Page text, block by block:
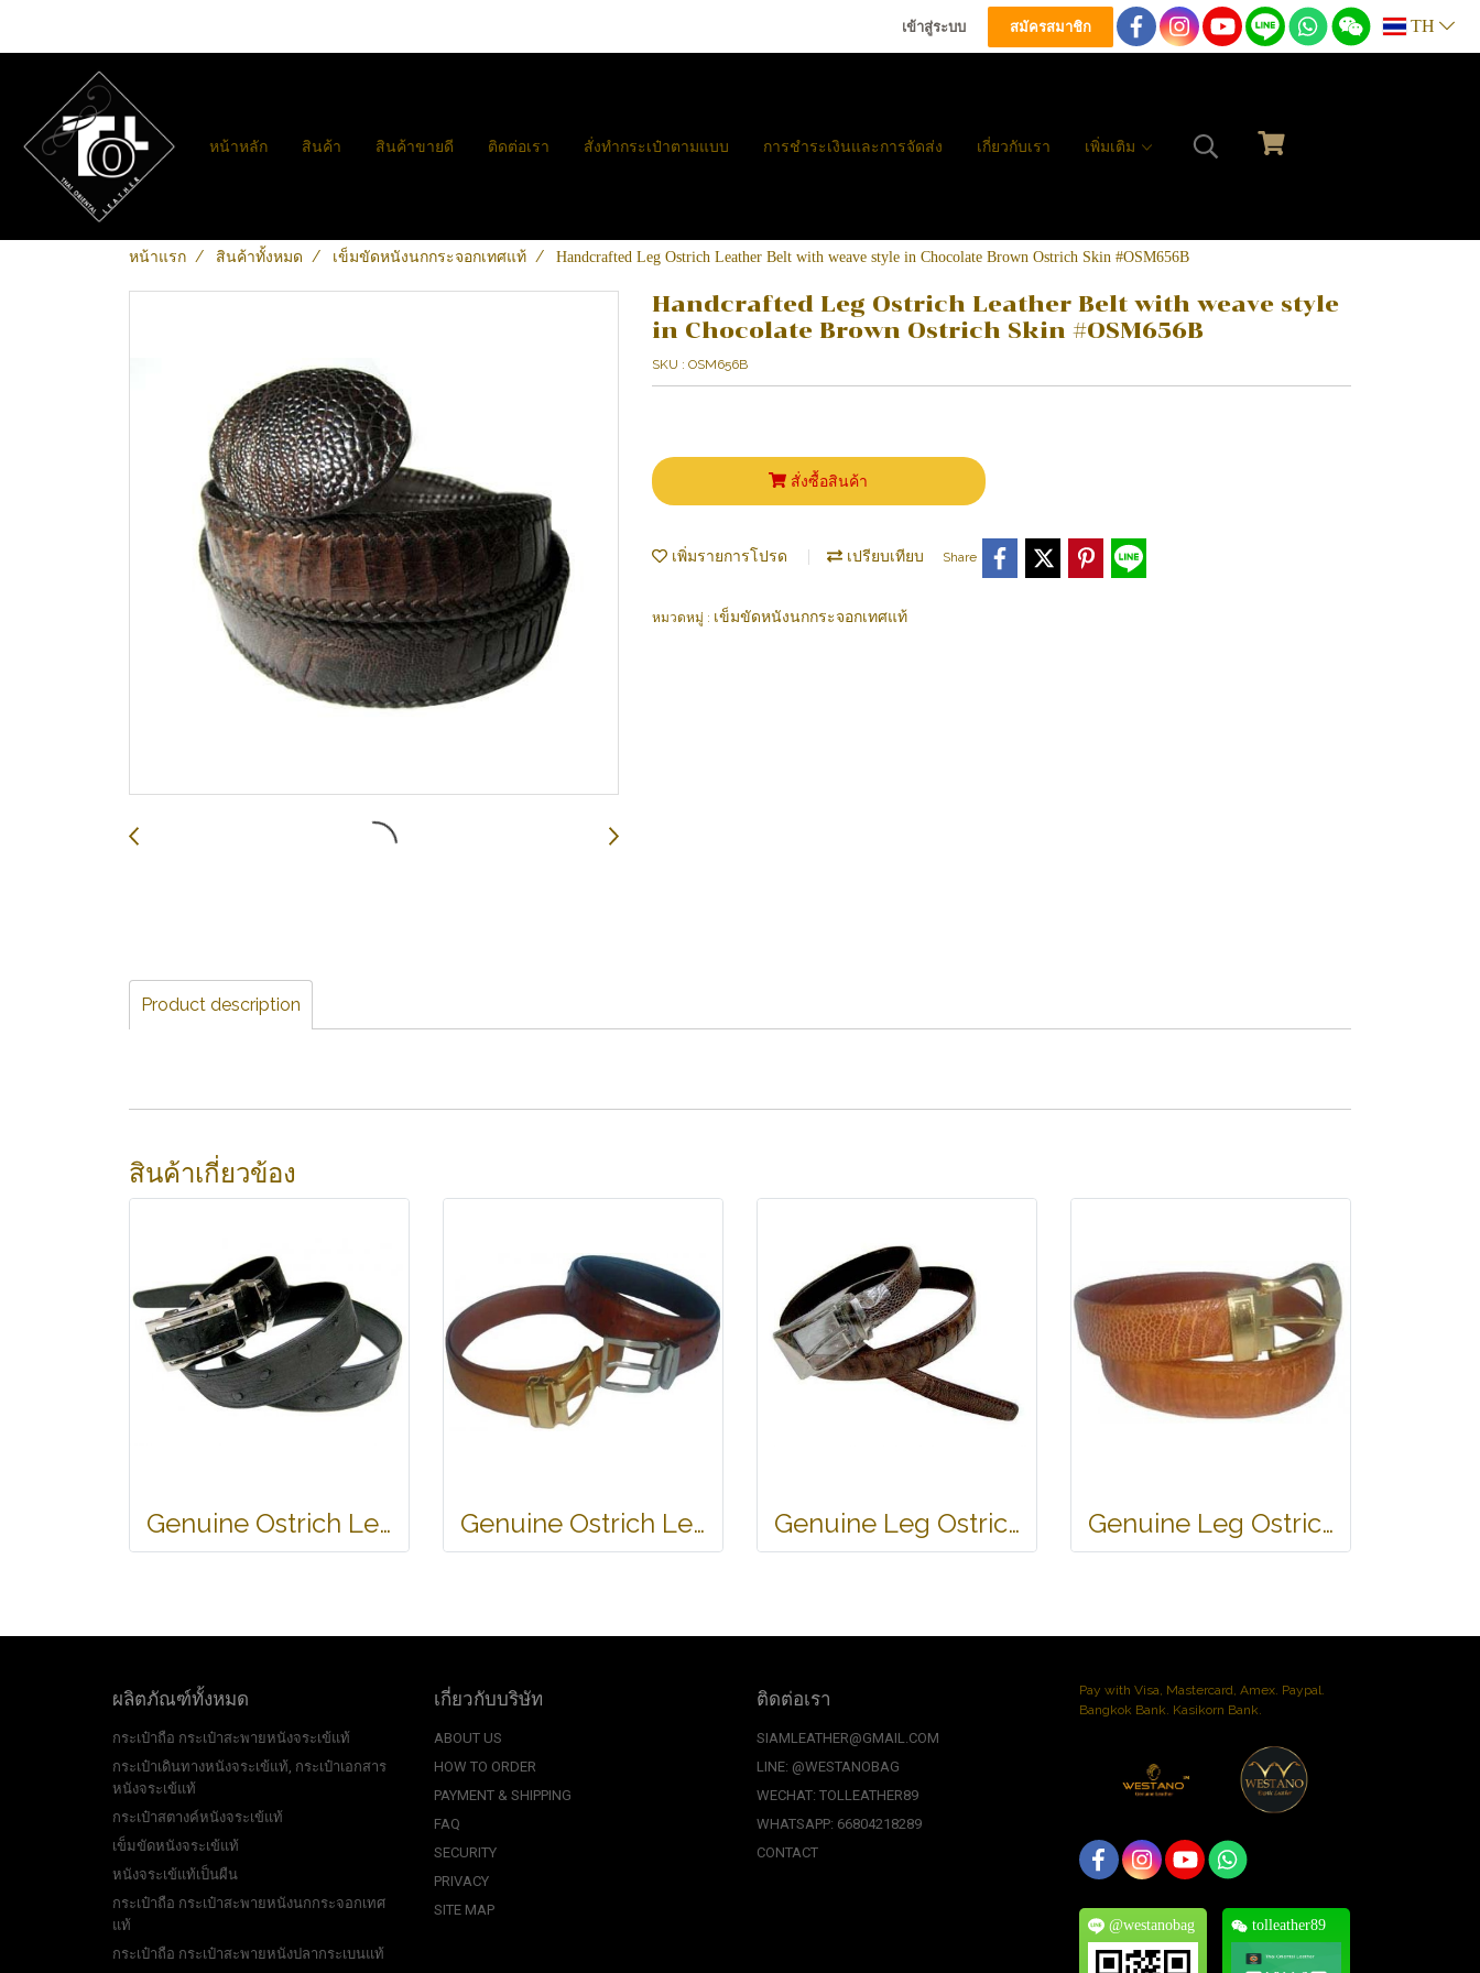
เข้าสู่ระบบ สมัครสมาชิก TH
หน้าหลัก สินค้า สินค้าขายดี ติดต่อเรา สั่งทำกระเป๋าตามแบบ การชำระเงินและการจัดส่ง เกี่ยวกับเรา เพิ่มเติม
หน้าแรก สินค้าทั้งหมด เข็มขัดหนังนกกระจอกเทศแท้ Handcrafted Leg Ostrich Leather Belt with weave style in Chocolate Brown Ostrich Skin #OSM656B
Handcrafted Leg Ostrich Leather Belt with weave style
in Chocolate Brown Ostrich Skin #OSM656B
SKU : OSM656B
สั่งซื้อสินค้า
เพิ่มรายการโปรด เปรียบเทียบ Share
หมวดหมู่ : เข็มขัดหนังนกกระจอกเทศแท้
Product description
สินค้าเกี่ยวข้อง
Genuine Ostrich Leather Belt in Black Ostrich Skin #OSM655B-01 Genuine Ostrich Leather Belt in Brown Ostrich Skin #OSM655B-02 Genuine Leg Ostrich Leather Belt in Dark Brown Ostrich Skin #OSM657B-02 Genuine Leg Ostrich Leather Belt in Light Brown Ostrich Skin #OSM657B-01
ผลิตภัณฑ์ทั้งหมด
กระเป๋าถือ กระเป๋าสะพายหนังจระเข้แท้
กระเป๋าเดินทางหนังจระเข้แท้, กระเป๋าเอกสาร
หนังจระเข้แท้
กระเป๋าสตางค์หนังจระเข้แท้
เข็มขัดหนังจระเข้แท้
หนังจระเข้แท้เป็นผืน
กระเป๋าถือ กระเป๋าสะพายหนังนกกระจอกเทศ
แท้
กระเป๋าถือ กระเป๋าสะพายหนังปลากระเบนแท้
เกี่ยวกับบริษัท
ABOUT US
HOW TO ORDER
PAYMENT & SHIPPING
FAQ
SECURITY
PRIVACY
SITE MAP
ติดต่อเรา
SIAMLEATHER@GMAIL.COM
LINE: @WESTANOBAG
WECHAT: TOLLEATHER89
WHATSAPP: 66804218289
CONTACT
Pay with Visa, Mastercard, Amex. Paypal.
Bangkok Bank. Kasikorn Bank.
@westanobag tolleather89